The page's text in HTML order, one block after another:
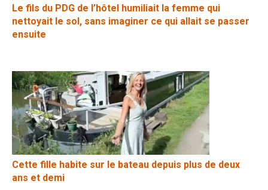
Le fils du PDG de l’hôtel humiliait la femme qui
nettoyait le sol, sans imaginer ce qui allait se passer
ensuite
Cette fille habite sur le bateau depuis plus de deux
ans et demi